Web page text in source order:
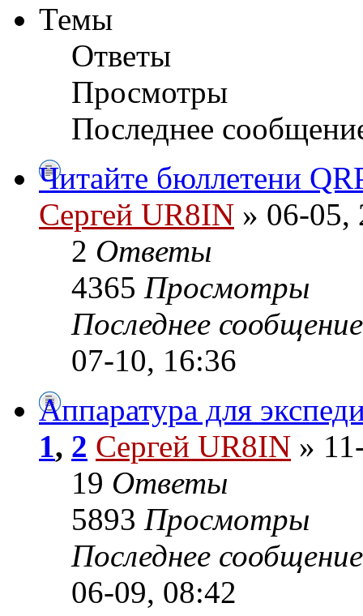
Темы
Ответы
Просмотры
Последнее
Читайте бюллетени
Сергей UR8IN » 06-05,
2 Ответы
4365 Просмотры
Последнее
07-10, 16:36
Аппаратура для
1, 2 Сергей UR8IN »
19 Ответы
5893 Просмотры
Последнее
06-09, 08:42